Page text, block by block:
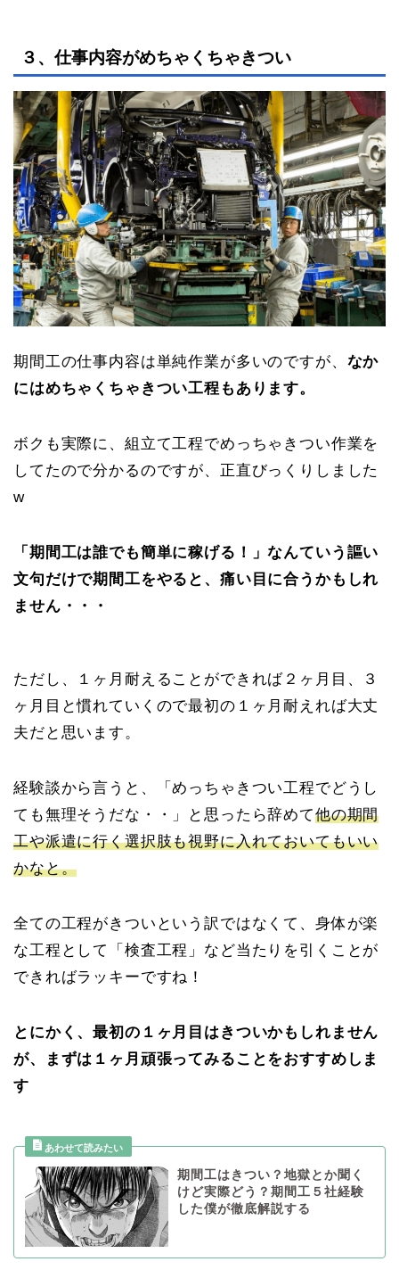
３、仕事内容がめちゃくちゃきつい
期間工の仕事内容は単純作業が多いのですが、 なか
にはめちゃくちゃきつい工程もあります。
ボクも実際に、組立て工程でめっちゃきつい作業を
してたので分かるのですが、正直びっくりしました
w
「期間工は誰でも簡単に稼げる！」なんていう謳い
文句だけで期間工をやると、痛い目に合うかもしれ
ません・・・
ただし、１ヶ月耐えることができれば２ヶ月目、３
ヶ月目と慣れていくので最初の１ヶ月耐えれば大丈
夫だと思います。
経験談から言うと、「めっちゃきつい工程でどうし
ても無理そうだな・・」と思ったら辞めて他の期間
工や派遣に行く選択肢も視野に入れておいてもいい
かなと。
全ての工程がきついという訳ではなくて、身体が楽
な工程として「検査工程」など当たりを引くことが
できればラッキーですね！
とにかく、最初の１ヶ月目はきついかもしれません
が、まずは１ヶ月頑張ってみることをおすすめしま
す
期間工はきつい？地獄とか聞く
けど実際どう？期間工５社経験
した僕が徹底解説する